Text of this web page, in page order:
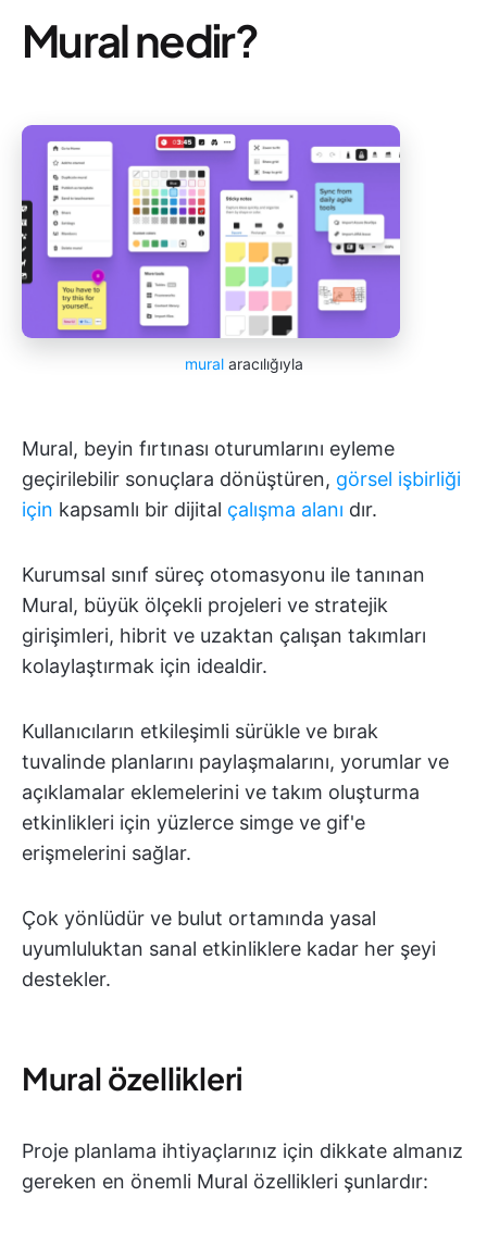
Mural nedir?
muralaracılığıyla
Mural, beyin fırtınası oturumlarını eyleme
geçirilebilir sonuçlara dönüştüren, görsel işbirliği
için kapsamlı bir dijital çalışma alanı dır.
Kurumsal sınıf süreç otomasyonu ile tanınan
Mural, büyük ölçekli projeleri ve stratejik
girişimleri, hibrit ve uzaktan çalışan takımları
kolaylaştırmak için idealdir.
Kullanıcıların etkileşimli sürükle ve bırak
tuvalinde planlarını paylaşmalarını, yorumlar ve
açıklamalar eklemelerini ve takım oluşturma
etkinlikleri için yüzlerce simge ve gif'e
erişmelerini sağlar.
Çok yönlüdür ve bulut ortamında yasal
uyumluluktan sanal etkinliklere kadar her şeyi
destekler.
Mural özellikleri
Proje planlama ihtiyaçlarınız için dikkate almanız
gereken en önemli Mural özellikleri şunlardır: